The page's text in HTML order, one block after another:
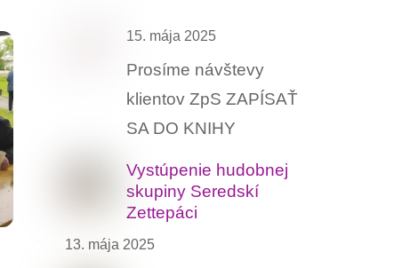
15. mája 2025
Prosíme návštevy
klientov ZpS ZAPÍSAŤ
SA DO KNIHY
Vystúpenie hudobnej
skupiny Seredskí
Zettepáci
13. mája 2025